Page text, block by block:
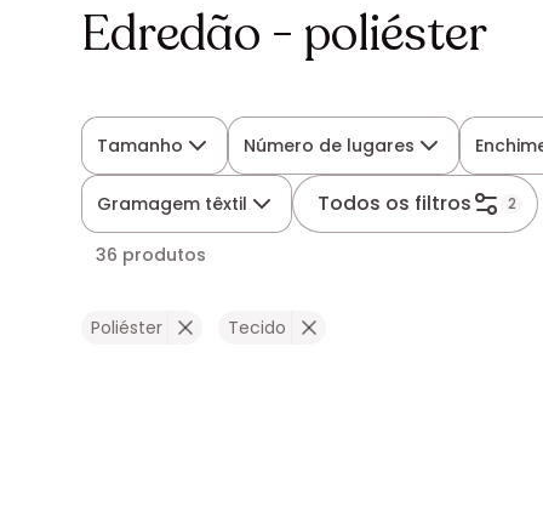
Edredão - poliéster
Tamanho Número de lugares
Gramagem têxtil Todos os filtros 2
36 produtos
Poliéster Tecido